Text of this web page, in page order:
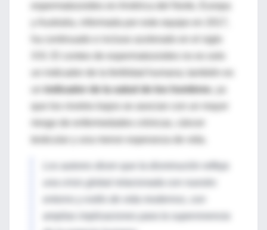
espermatozoides en América del Norte, Europa
y Australia, informada por este equipo en 2017,
ha continuado e incluso acelerado en el siglo
indicador de la salud de los hombres
que los niveles bajos se asocian con un mayor
riesgo de enfermedades crónicas, cáncer